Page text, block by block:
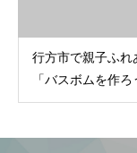
行方市で親子ふれ
「バスボムを作ろ